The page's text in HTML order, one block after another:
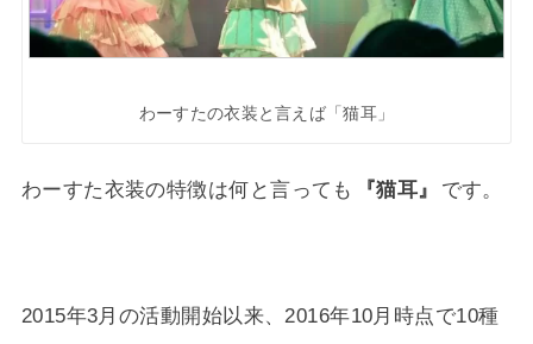
わーすたの衣装と言えば「猫耳」
わーすた衣装の特徴は何と言っても 『猫耳』 です。
2015年3月の活動開始以来、2016年10月時点で10種